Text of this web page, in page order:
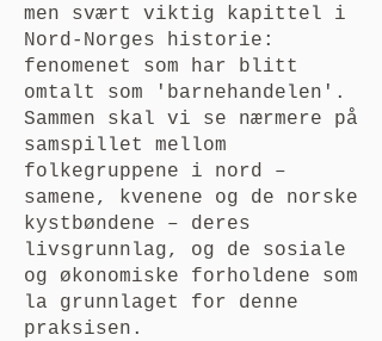
men svært viktig kapittel i
Nord-Norges historie:
fenomenet som har blitt
omtalt som 'barnehandelen'.
Sammen skal vi se nærmere på
samspillet mellom
folkegruppene i nord –
samene, kvenene og de norske
kystbøndene – deres
livsgrunnlag, og de sosiale
og økonomiske forholdene som
la grunnlaget for denne
praksisen.